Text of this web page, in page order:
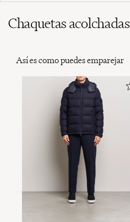
Chaquetas acolchadas
Así es como puedes emparejar